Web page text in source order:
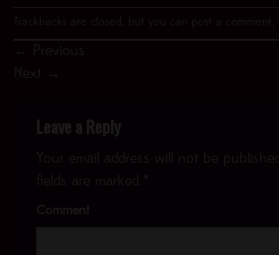
Trackbacks are closed, but you can post a comment
←
Previous
→
Leave a Reply
Your email address will not be published.
fields are marked
*
Comment